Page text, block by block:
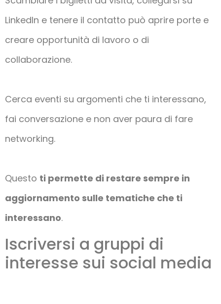
LinkedIn e tenere il contatto può aprire porte e
creare opportunità di lavoro o di
collaborazione.
Cerca eventi su argomenti che ti interessano,
fai conversazione e non aver paura di fare
networking.
Questo ti permette di restare sempre in
aggiornamento sulle tematiche che ti
interessano.
Iscriversi a gruppi di
interesse sui social media